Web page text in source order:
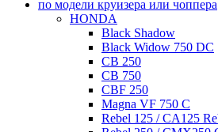
по модели круизера или чоппера
HONDA
Black Shadow
Black Widow 750 DC
CB 250
CB 750
CBF 250
Magna VF 750 C
Rebel 125 / CA125